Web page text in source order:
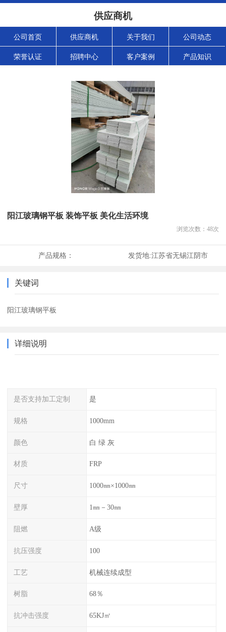
供应商机
公司首页 供应商机 关于我们 公司动态
荣誉认证 招聘中心 客户案例 产品知识
阳江玻璃钢平板 装饰平板 美化生活环境
浏览次数： 48次
产品规格： 发货地:江苏省无锡江阴市
关键词
阳江玻璃钢平板
详细说明
是否支持加工定制 是
规格 1000mm
颜色 白 绿 灰
材质 FRP
尺寸 1000㎜×1000㎜
壁厚 1㎜－30㎜
阻燃 A级
抗压强度 100
工艺 机械连续成型
树脂 68％
抗冲击强度 65KJ㎡